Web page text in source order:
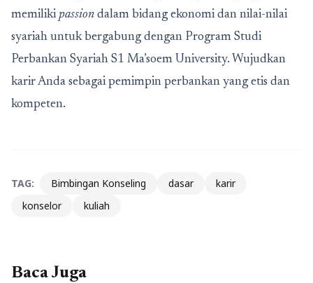
memiliki passion dalam bidang ekonomi dan nilai-nilai
syariah untuk bergabung dengan Program Studi
Perbankan Syariah S1 Ma’soem University. Wujudkan
karir Anda sebagai pemimpin perbankan yang etis dan
kompeten.
TAG: Bimbingan Konseling dasar
karir
konselor
kuliah
Baca Juga